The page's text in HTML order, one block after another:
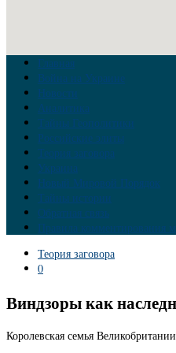
Главная
Война на Украине
Новости
Аналитика
Тайны Геополитики
Российские элиты
Теория заговора
Украина
Новый Мировой Порядок
Тайны истории
Обратная связь
Правила комментирования
Теория заговора
0
Виндзоры как
Королевская семья